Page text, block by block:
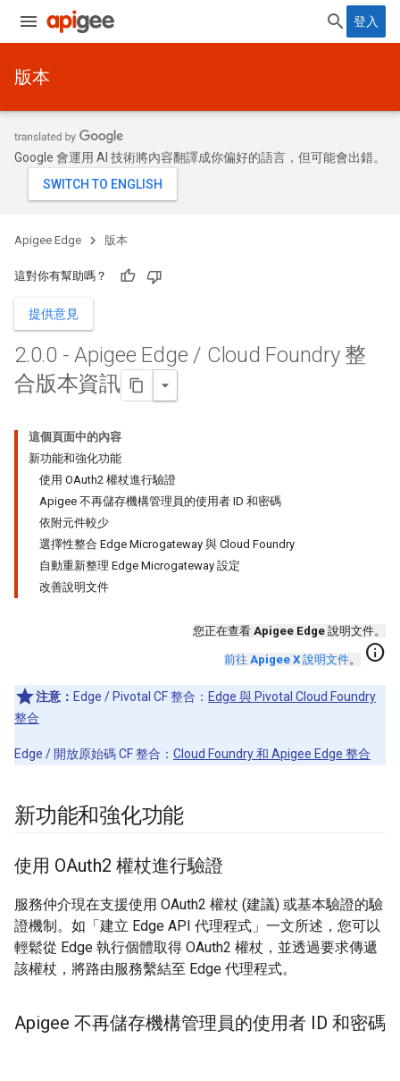
登入
版本
Google 會運用 AI 技術將內容翻譯成你偏好的語言，但可能會出錯。
Apigee Edge 版本
這對你有幫助嗎？
提供意見
2.0.0 - Apigee Edge / Cloud Foundry 整
合版本資訊
這個頁面中的內容
新功能和強化功能
使用 OAuth2 權杖進行驗證
Apigee 不再儲存機構管理員的使用者 ID 和密碼
依附元件較少
選擇性整合 Edge Microgateway 與 Cloud Foundry
自動重新整理 Edge Microgateway 設定
改善說明文件
您正在查看 Apigee Edge 說明文件。
前往 Apigee X 說明文件。 info
注意： Edge / Pivotal CF 整合： Edge 與 Pivotal Cloud Foundry
整合
Edge / 開放原始碼 CF 整合： Cloud Foundry 和 Apigee Edge 整合
新功能和強化功能
使用 OAuth2 權杖進行驗證
服務仲介現在支援使用 OAuth2 權杖 (建議) 或基本驗證的驗
證機制。如「建立 Edge API 代理程式」一文所述，您可以
輕鬆從 Edge 執行個體取得 OAuth2 權杖，並透過要求傳遞
該權杖，將路由服務繫結至 Edge 代理程式。
Apigee 不再儲存機構管理員的使用者 ID 和密碼